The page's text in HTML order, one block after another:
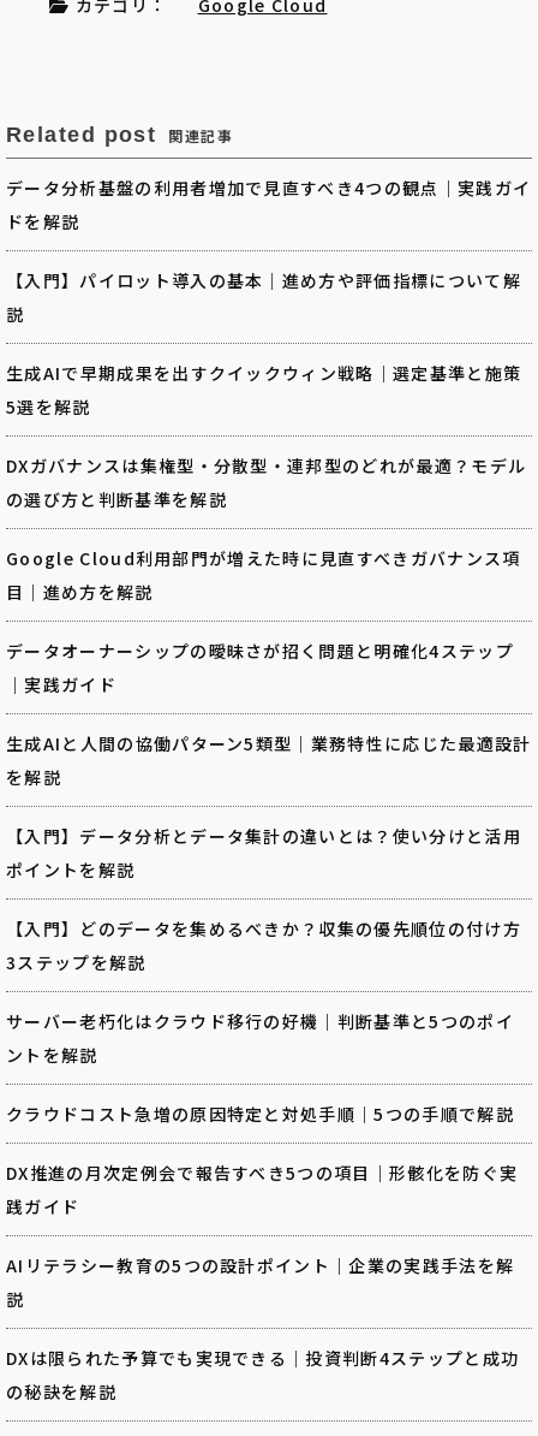
Related post 関連記事
データ分析基盤の利用者増加で見直すべき4つの観点｜実践ガイ
ドを解説
【入門】パイロット導入の基本｜進め方や評価指標について解
説
生成AIで早期成果を出すクイックウィン戦略｜選定基準と施策
5選を解説
DXガバナンスは集権型・分散型・連邦型のどれが最適？モデル
の選び方と判断基準を解説
Google Cloud利用部門が増えた時に見直すべきガバナンス項
目｜進め方を解説
データオーナーシップの曖昧さが招く問題と明確化4ステップ
｜実践ガイド
生成AIと人間の協働パターン5類型｜業務特性に応じた最適設計
を解説
【入門】データ分析とデータ集計の違いとは？使い分けと活用
ポイントを解説
【入門】どのデータを集めるべきか？収集の優先順位の付け方
3ステップを解説
サーバー老朽化はクラウド移行の好機｜判断基準と5つのポイ
ントを解説
クラウドコスト急増の原因特定と対処手順｜5つの手順で解説
DX推進の月次定例会で報告すべき5つの項目｜形骸化を防ぐ実
践ガイド
AIリテラシー教育の5つの設計ポイント｜企業の実践手法を解
説
DXは限られた予算でも実現できる｜投資判断4ステップと成功
の秘訣を解説